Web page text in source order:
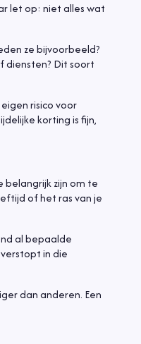
let op: niet alles wat
ze bijvoorbeeld?
diensten? Dit soort
risico voor
korting is fijn,
belangrijk zijn om te
of het ras van je
al bepaalde
in die
dan anderen. Een